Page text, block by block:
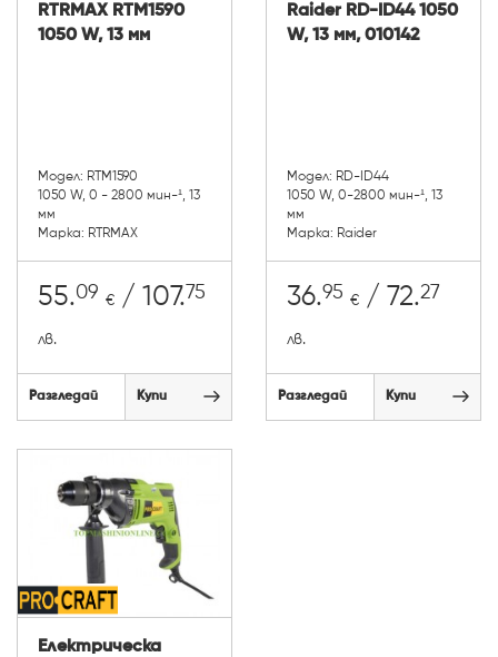
RTRMAX RTM1590
1050 W, 13 мм
Модел: RTM1590
1050 W, 0 - 2800 мин-¹, 13
мм
Марка: RTRMAX
55.09 € / 107.75
лв.
Разгледай Купи
Raider RD-ID44 1050
W, 13 мм, 010142
Модел: RD-ID44
1050 W, 0-2800 мин-¹, 13
мм
Марка: Raider
36.95 € / 72.27
лв.
Разгледай Купи
Електрическа